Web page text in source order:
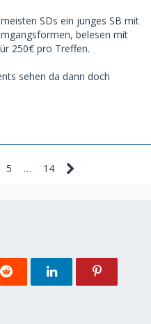
SDs ein junges SB mit
belesen mit
250€ pro Treffen.
sehen da dann doch
5 … 14